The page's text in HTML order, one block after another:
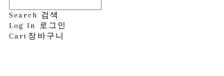
Search 검색
Log In
로그인
Cart 장바구니